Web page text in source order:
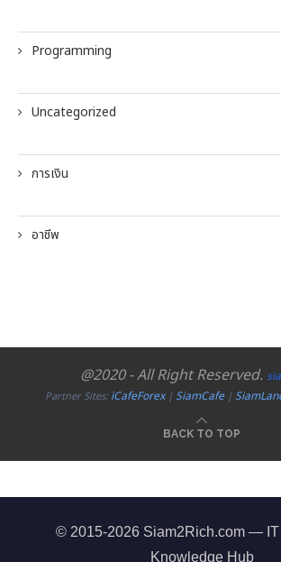
Programming
Uncategorized
การเงิน
อาชีพ
@2020 - All Right Reserved.
Partner Sites:iCafeForex|SiamCafe|
BACK TO TOP
© 2015-2026 Siam2Rich.com —
Knowledge Hub